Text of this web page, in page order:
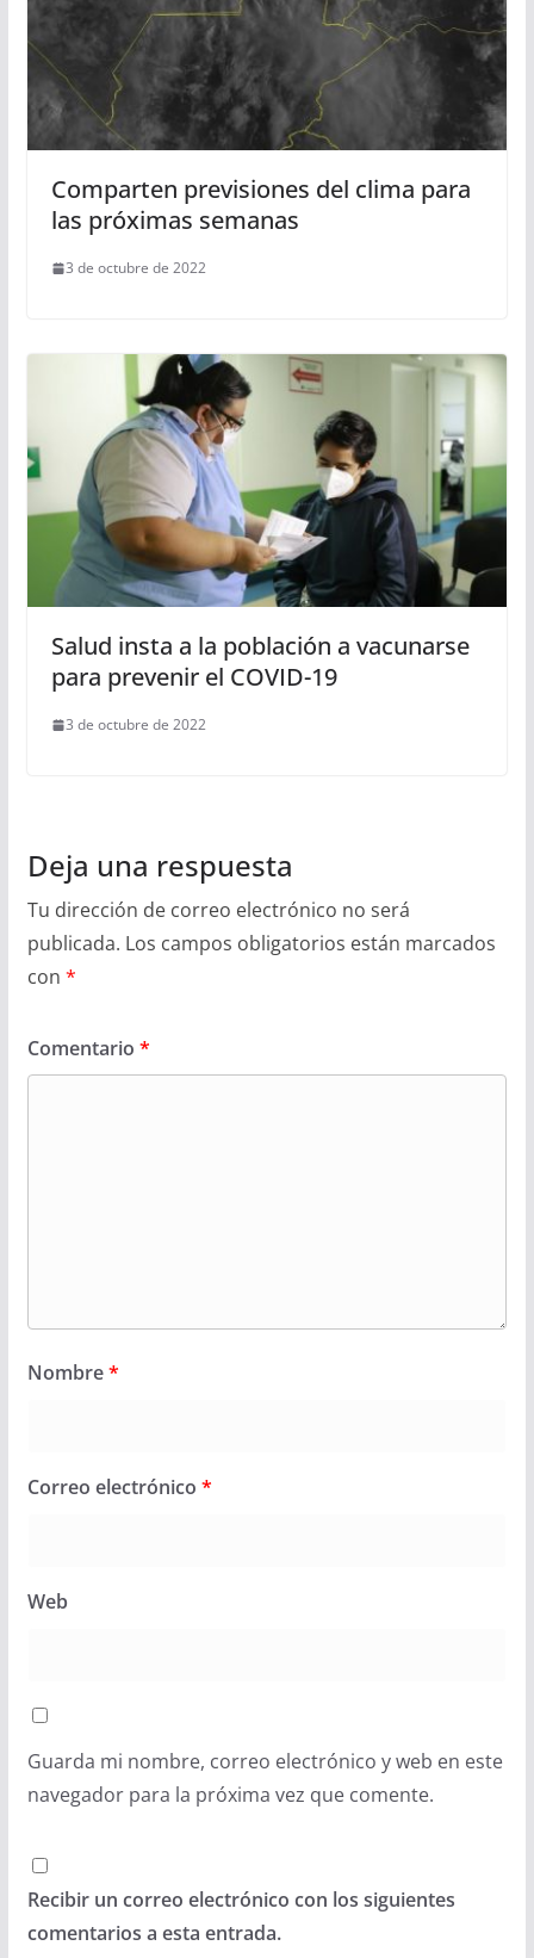
Comparten previsiones del clima para
las próximas semanas
3 de octubre de 2022
Salud insta a la población a vacunarse
para prevenir el COVID-19
3 de octubre de 2022
Deja una respuesta
Tu dirección de correo electrónico no será
publicada. Los campos obligatorios están marcados
con *
Comentario *
Nombre*
Correo electrónico *
Web
Guarda mi nombre, correo electrónico y web en este
navegador para la próxima vez que comente.
Recibir un correo electrónico con los siguientes
comentarios a esta entrada.